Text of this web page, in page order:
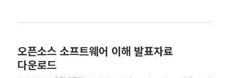
오픈소스 소프트웨어 이해 발표자료
다운로드